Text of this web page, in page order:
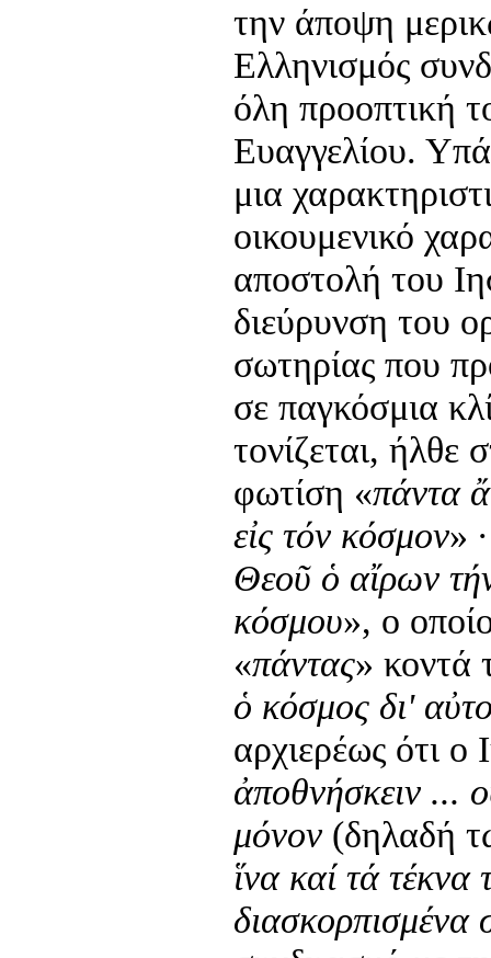
την άποψη
Ελληνισμός
όλη προοπτική
Ευαγγελίου.
μια
οικουμενικό
αποστολή του
διεύρυνση του
σωτηρίας που
σε παγκόσμια
τονίζεται, ήλθε
φωτίση «πάντα
εἰς τόν κόσμον»
Θεοῦ ὁ αἴρων
κόσμου», ο
«πάντας» κοντά
ὁ κόσμος δι'
αρχιερέως ότι ο
ἀποθνήσκειν ...
μόνον (δηλαδή
ἵνα καί τά
διασκορπισμένα